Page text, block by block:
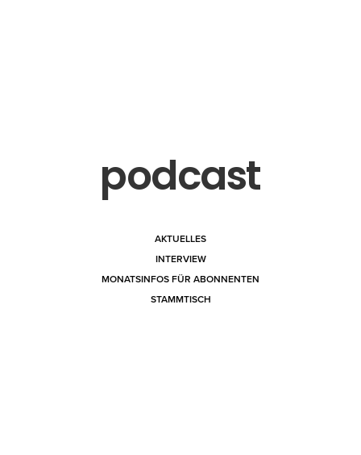
podcast
AKTUELLES
INTERVIEW
MONATSINFOS FÜR ABONNENTEN
STAMMTISCH